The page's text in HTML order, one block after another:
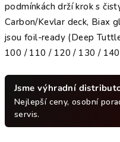
podmínkách drží krok s
Carbon/Kevlar deck, Biax
jsou foil-ready (Deep
100 / 110 / 120 / 130 /
Jsme výhradní
Nejlepší ceny, osobní
servis.